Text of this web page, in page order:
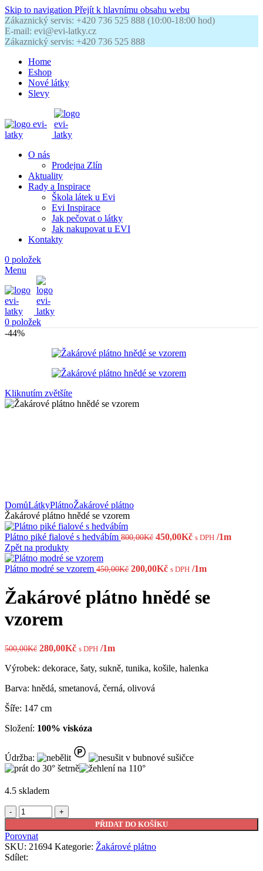
Skip to navigation Přejít k hlavnímu obsahu webu
Zákaznický servis: +420 736 525 888 (10:00-18:00 hod)
E-mail: evi@evi-latky.cz
Zákaznický servis: +420 736 525 888
Home
Eshop
Nové látky
Slevy
O nás
Prodejna Zlín
Aktuality
Rady a Inspirace
Škola látek u Evi
Evi Inspirace
Jak pečovat o látky
Jak nakupovat u EVI
Kontakty
0 položek
Menu
0 položek
-44%
Kliknutím zvětšíte
DomůLátkyPlátnoŽakárové plátno
Žakárové plátno hnědé se vzorem
Plátno piké fialové s hedvábím 800,00Kč Původní
800,00Kč.
450,00KčAktuální
450,00Kč.
s DPH /1m
Zpět na produkty
Plátno modré se vzorem 450,00Kč Původní
byla:
450,00Kč.
200,00KčAktuální
je:
200,00Kč.
s DPH /1m
Žakárové plátno hnědé se
vzorem
500,00Kč Původní
byla:
280,00KčAktuální
je:
s DPH /1m
Výrobek: dekorace, šaty, sukně, tunika, košile, halenka
Barva: hnědá, smetanová, černá, olivová
Šíře: 147 cm
Složení: 100% viskóza
Údržba:
4.5 skladem
Žakárové
plátno
hnědé
se
vzorem
množství
PŘIDAT DO KOŠÍKU
Porovnat
SKU: 21694 Kategorie: Žakárové plátno
Sdílet: